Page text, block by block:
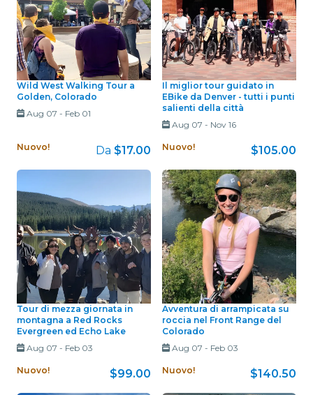
Wild West Walking Tour a
Golden, Colorado
Aug 07 - Feb 01
Nuovo! Da $17.00
Il miglior tour guidato in
EBike da Denver - tutti i punti
salienti della città
Aug 07 - Nov 16
Nuovo! $105.00
Tour di mezza giornata in
montagna a Red Rocks
Evergreen ed Echo Lake
Aug 07 - Feb 03
Nuovo! $99.00
Avventura di arrampicata su
roccia nel Front Range del
Colorado
Aug 07 - Feb 03
Nuovo! $140.50